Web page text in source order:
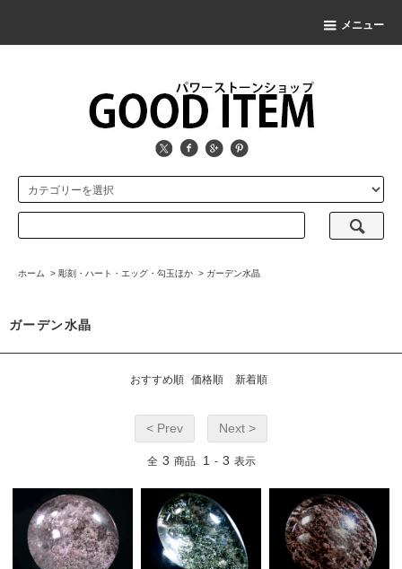
メニュー
ホーム > 彫刻・ハート・エッグ・勾玉ほか > ガーデン水晶
ガーデン水晶
おすすめ順 価格順 新着順
< Prev Next >
全 3 商品 1 - 3 表示